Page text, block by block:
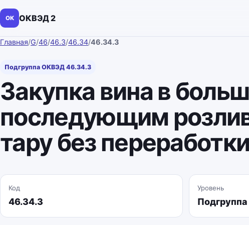
ОК ОКВЭД 2
Главная/G/46/46.3/46.34/46.34.3
Подгруппа ОКВЭД 46.34.3
Закупка вина в
последующим
тару без переработки
Код
46.34.3
Уровень
Подгруппа